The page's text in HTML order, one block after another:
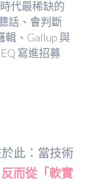
代最稀缺的
話、會判斷
輯、Gallup 與
寫進招募
此：當技術
而從「軟實